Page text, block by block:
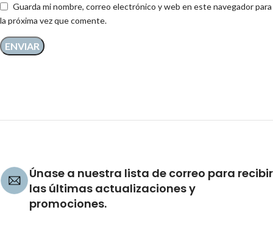
Guarda mi nombre, correo electrónico y web en este navegador para
la próxima vez que comente.
Únase a nuestra lista de correo para recibir
las últimas actualizaciones y
promociones.